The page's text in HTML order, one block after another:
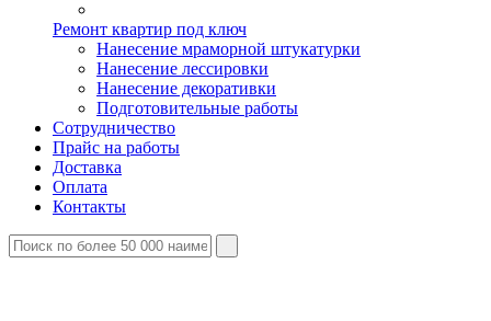
Ремонт квартир под ключ
Нанесение мраморной штукатурки
Нанесение лессировки
Нанесение декоративки
Подготовительные работы
Сотрудничество
Прайс на работы
Доставка
Оплата
Контакты